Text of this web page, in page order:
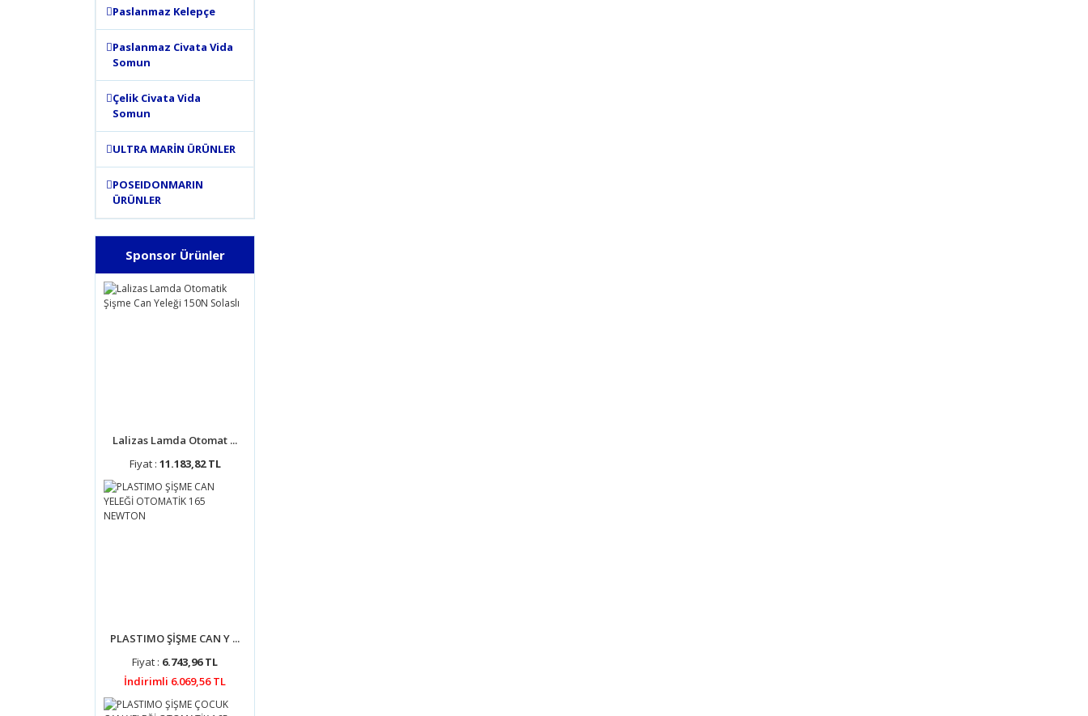
Paslanmaz Kelepçe
Paslanmaz Civata Vida
Somun
Çelik Civata Vida
Somun
ULTRA MARİN ÜRÜNLER
POSEIDONMARIN
ÜRÜNLER
Sponsor Ürünler
Lalizas Lamda Otomat ...
Fiyat : 11.183,82 TL
PLASTIMO ŞİŞME CAN Y ...
Fiyat : 6.743,96 TL
İndirimli 6.069,56 TL